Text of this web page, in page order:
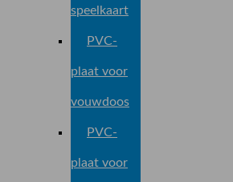
speelkaart
PVC-
plaat voor
vouwdoos
PVC-
plaat voor